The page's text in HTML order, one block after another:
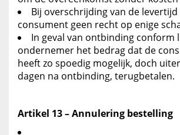
Bij overschrijding van de
consument geen recht op enige
In geval van ontbinding conform
ondernemer het bedrag dat de
heeft zo spoedig mogelijk, doch
dagen na ontbinding, terugbetalen.
Artikel 13 – Annulering bestelling